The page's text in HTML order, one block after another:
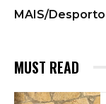
MAIS/Desporto
MUST READ